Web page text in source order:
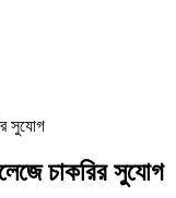
সুযোগ
চাকরির সুযোগ